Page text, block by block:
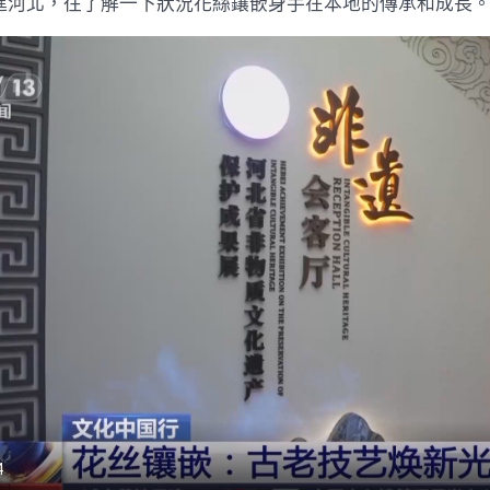
材
料
價
的
花
絲
鑲
嵌
作
品〉
中